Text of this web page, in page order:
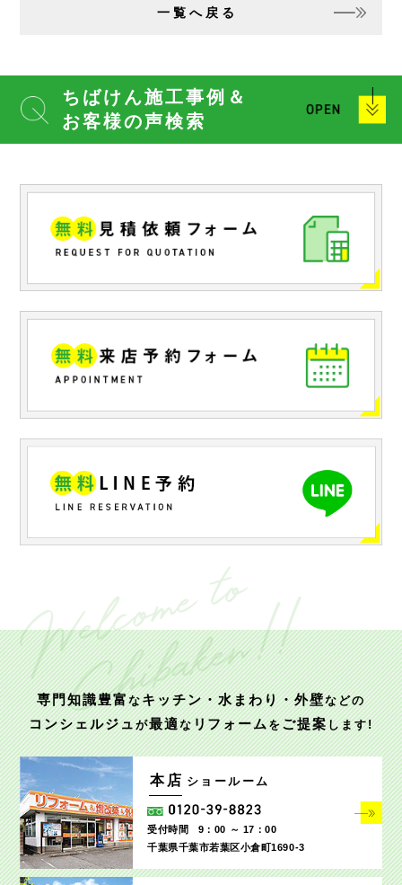
一覧へ戻る
ちばけん施工事例＆
お客様の声検索
専門知識豊富なキッチン・水まわり・外壁などの
コンシェルジュが最適なリフォームをご提案します!
本店 ショールーム
受付時間
9：00 ～ 17：00
千葉県千葉市若葉区小倉町1690‐3